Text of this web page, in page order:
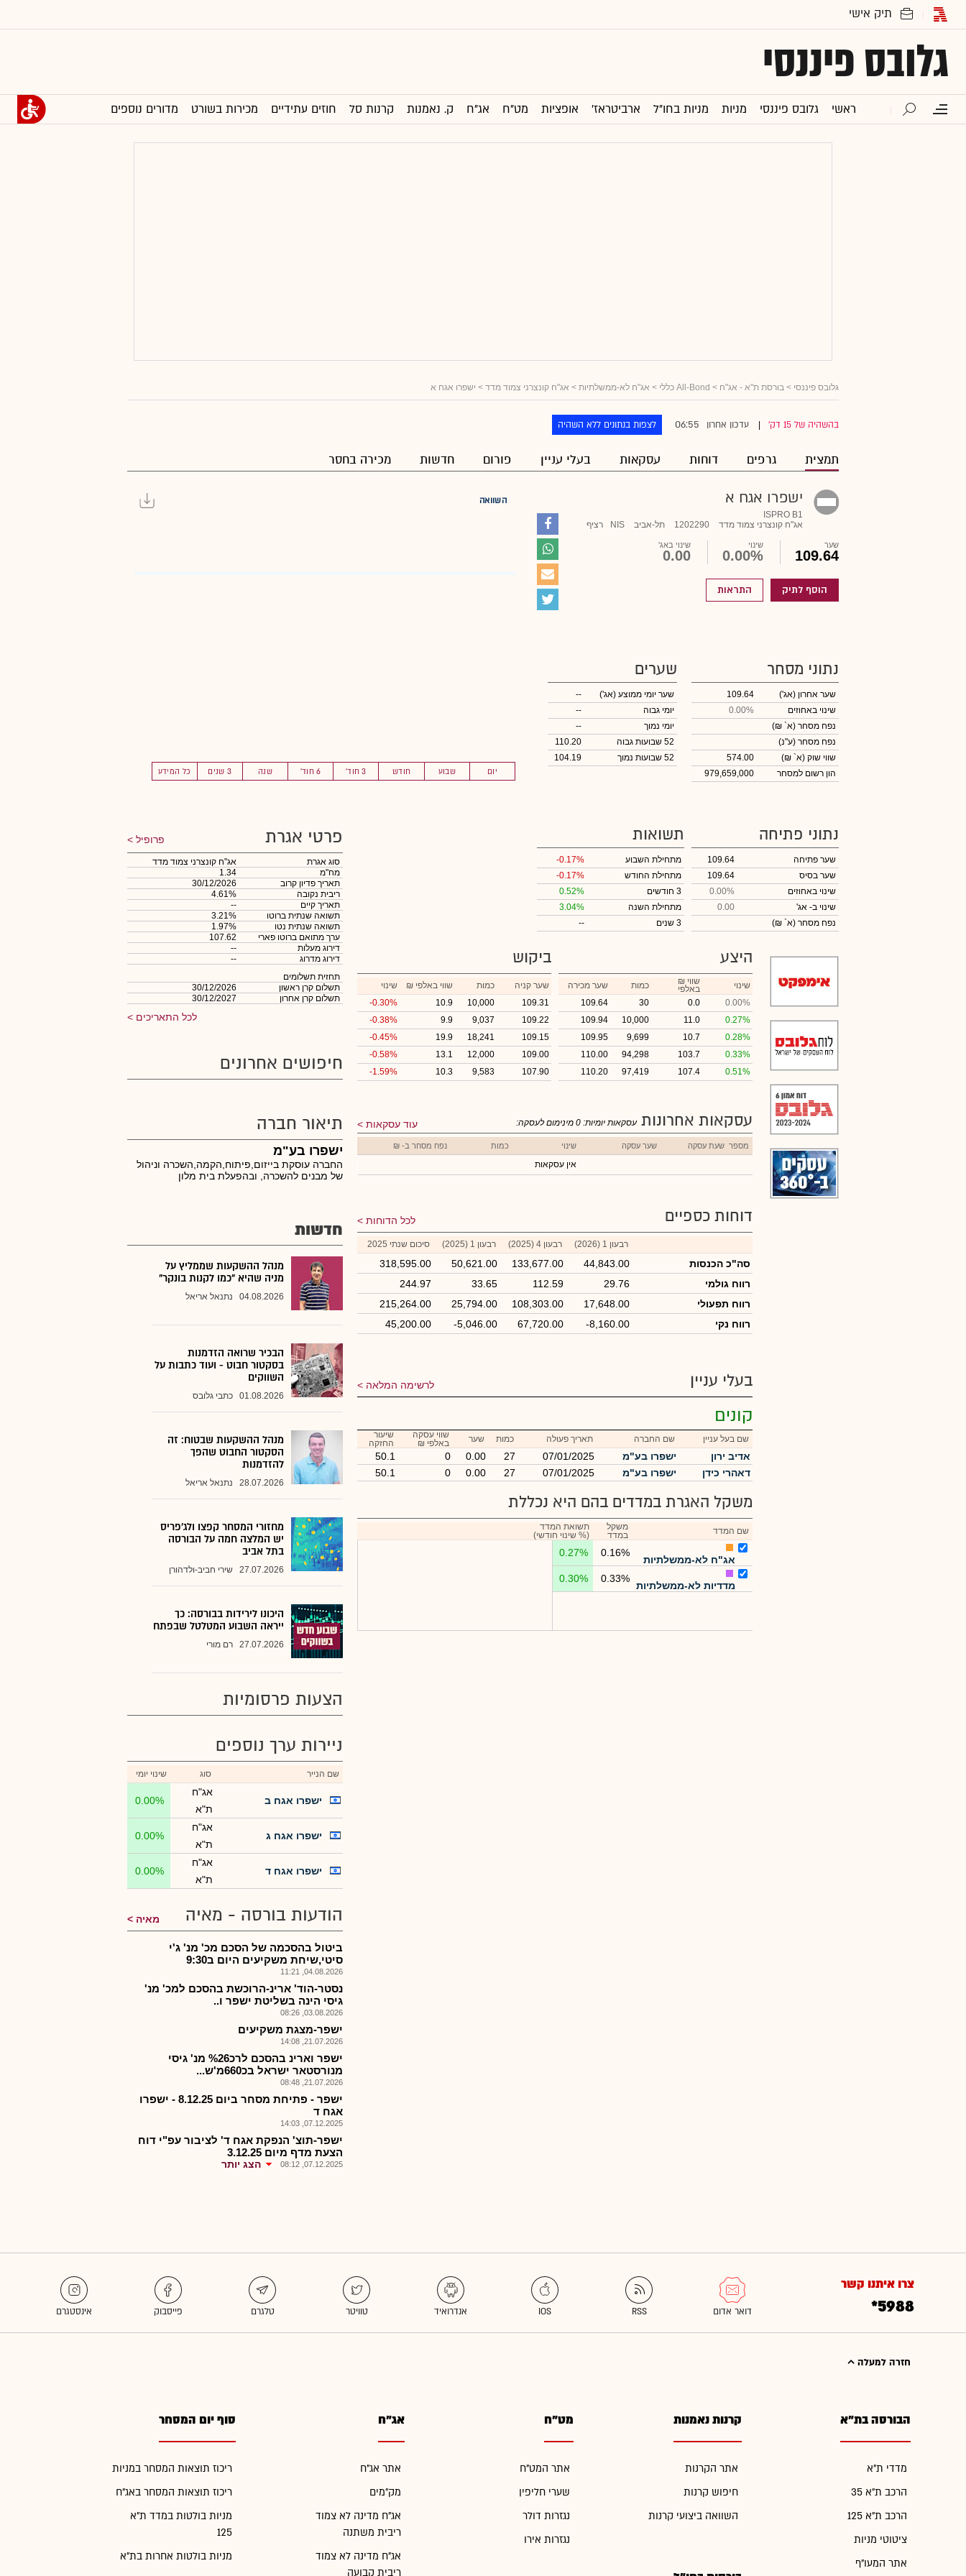
גלובס פיננסי
ראשי גלובס פיננסי מניות מניות בחו"ל ארביטראז' אופציות מט"ח אג"ח ק. נאמנות קרנות סל חוזים עתידיים מכירות בשורט מדורים נוספים
גלובס פיננסי > בורסת ת"א - אג"ח > All-Bond כללי > אג"ח לא-ממשלתיות > אג"ח קונצרני צמוד מדד > ישפרו אגח א
בהשהיה של 15 דק' עדכון אחרון 06:55 לצפות בנתונים ללא השהיה
תמצית גרפים דוחות עסקאות בעלי עניין פורום חדשות מכירה בחסר
ישפרו אגח א
ISPRO B1
אג"ח קונצרני צמוד מדד
1202290 תל-אביב NIS רציף
שער
109.64
שינוי
0.00%
שינוי באג'
0.00
הוסף לתיק התראות
השוואה
יום שבוע חודש 3 חוד' 6 חוד' שנה 3 שנים כל המידע
נתוני מסחר
שער אחרון (אג')
109.64
שינוי באחוזים
0.00%
נפח מסחר (א` ₪)
נפח מסחר (ע"נ)
שווי שוק (א` ₪)
574.00
הון רשום למסחר
979,659,000
שערים
שער יומי ממוצע (אג')
--
יומי גבוה
--
יומי נמוך
--
52 שבועות גבוה
110.20
52 שבועות נמוך
104.19
נתוני פתיחה
שער פתיחה
109.64
שער בסיס
109.64
שינוי באחוזים
0.00%
שינוי ב- אג'
0.00
נפח מסחר (א` ₪)
תשואות
מתחילת השבוע
-0.17%
מתחילת החודש
-0.17%
3 חודשים
0.52%
מתחילת השנה
3.04%
3 שנים
--
היצע
שינוי ₪ שווי
באלפי כמות
שער מכירה
0.00%
0.0
30
109.64
0.27%
11.0
10,000
109.94
0.28%
10.7
9,699
109.95
0.33%
103.7
94,298
110.00
0.51%
107.4
97,419
110.20
ביקוש
שער קניה כמות ₪ שווי באלפי
שינוי
109.31
10,000
10.9
-0.30%
109.22
9,037
9.9
-0.38%
109.15
18,241
19.9
-0.45%
109.00
12,000
13.1
-0.58%
107.90
9,583
10.3
-1.59%
עסקאות אחרונות עוד עסקאות עסקאות יומיות: 0 מינימום לעסקה:
מספר שעת עסקה שער עסקה שינוי כמות נפח מסחר ב- ₪
אין עסקאות
דוחות כספיים לכל הדוחות
רבעון 1 (2026) רבעון 4 (2025) רבעון 1 (2025) סיכום שנתי 2025
סה"כ הכנסות 44,843.00
133,677.00
50,621.00
318,595.00
רווח גולמי
29.76
112.59
33.65
244.97
רווח תפעולי
17,648.00
108,303.00
25,794.00
215,264.00
רווח נקי
-8,160.00
67,720.00
-5,046.00
45,200.00
בעלי עניין לרשימה המלאה
קונים
שם בעל עניין שם החברה תאריך פעולה כמות שער
שווי עסקה
באלפי ₪
שיעור
החזקה
אדיב ירון ישפרו בע"מ 07/01/2025
27
0.00
0
50.1
דאהרי כידן
ישפרו בע"מ 07/01/2025
27
0.00
0
50.1
משקל האגרת במדדים בהם היא נכללת
שם המדד
משקל
במדד
תשואת המדד
(% שינוי חודשי)
אג"ח לא-ממשלתיות
0.16%
0.27%
מדדיות לא-ממשלתיות
0.33%
0.30%
פרטי אגרת פרופיל
סוג אגרת
אג"ח קונצרני צמוד מדד
מח"מ
1.34
תאריך פדיון קרוב
30/12/2026
ריבית נקובה
4.61%
תאריך קיים
--
תשואה שנתית ברוטו
3.21%
תשואה שנתית נטו
1.97%
ערך מתואם ברוטו פארי
107.62
דירוג מעלות
--
דירוג מדרוג
--
תחזית תשלומים
תשלום קרן ראשון
30/12/2026
תשלום קרן אחרון
30/12/2027
לכל התאריכים
חיפושים אחרונים
תיאור חברה
ישפרו בע"מ
החברה עוסקת בייזום,פיתוח,הקמה,השכרה וניהול
של מבנים להשכרה, ובהפעלת בית מלון
חדשות
מנהל ההשקעות שממליץ על
מניה שהיא "כמו לקנות בונקר"
04.08.2026 נתנאל אריאל
הבכיר שרואה הזדמנות
בסקטור חבוט - ועוד כתבות על
השווקים
01.08.2026 כתבי גלובס
מנהל ההשקעות שבטוח: זה
הסקטור החבוט שהפך
להזדמנות
28.07.2026 נתנאל אריאל
מחזורי המסחר קפצו ולג'פריס
יש המלצה חמה על הבורסה
בתל אביב
27.07.2026 שירי חביב-ולדהורן
היכונו לירידות בבורסה: כך
ייראה השבוע המטלטל שבפתח
27.07.2026 רם מורי
הצעות פרסומיות
ניירות ערך נוספים
שם הנייר סוג שינוי יומי
ישפרו אגח ב
אג"ח
ת"א
0.00%
ישפרו אגח ג
אג"ח
ת"א
0.00%
ישפרו אגח ד
אג"ח
ת"א
0.00%
הודעות בורסה - מאיה מאיה
ביטול בהסכמה של הסכם מכ' מנ' ג'י
סיטי,שיחת משקיעים היום ב9:30
04.08.2026, 11:21
נסטר-הוד' ארינ-הרוכשת בהסכם למכ' מנ'
גיסי הינה בשליטת ישפר ו..
03.08.2026, 08:26
ישפר-מצגת משקיעים
21.07.2026, 14:08
ישפר וארינ בהסכם לרכ%26 מנ' גיסי
מנורסטאר ישראל בכ660מ'ש...
21.07.2026, 08:48
ישפר - פתיחת מסחר ביום 8.12.25 - ישפרו
אגח ד
07.12.2025, 14:03
ישפר-תוצ' הנפקת אגח ד' לציבור עפ"י דוח
הצעת מדף מיום 3.12.25
07.12.2025, 08:12 הצג יותר
צרו איתנו קשר
*5988
חזרה למעלה
הבורסה בת"א
מדדי ת"א
הרכב ת"א 35
הרכב ת"א 125
ציטוטי מניות
אתר המעו"ף
קרנות נאמנות
אתר הקרנות
חיפוש קרנות
השוואה ביצועי קרנות
מט"ח
אתר המט"ח
שערי חליפין
נגזרות דולר
נגזרות אירו
אג"ח
אתר אג"ח
מק"מים
אג"ח מדינה לא צמוד
ריבית משתנה
אג"ח מדינה לא צמוד
ריבית קבועה
סוף יום המסחר
ריכוז תוצאות המסחר במניות
ריכוז תוצאות המסחר באג"ח
מניות בולטות במדד ת"א
125
מניות בולטות אחרות בת"א